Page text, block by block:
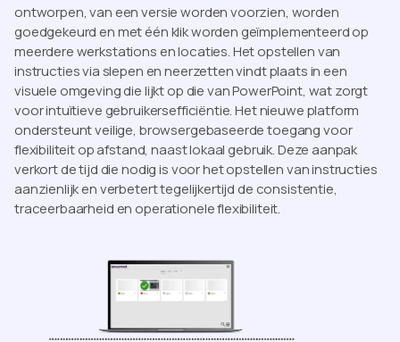
ontworpen, van een versie worden voorzien, worden
goedgekeurd en met één klik worden geïmplementeerd op
meerdere werkstations en locaties. Het opstellen van
instructies via slepen en neerzetten vindt plaats in een
visuele omgeving die lijkt op die van PowerPoint, wat zorgt
voor intuïtieve gebruikersefficiëntie. Het nieuwe platform
ondersteunt veilige, browsergebaseerde toegang voor
flexibiliteit op afstand, naast lokaal gebruik. Deze aanpak
verkort de tijd die nodig is voor het opstellen van instructies
aanzienlijk en verbetert tegelijkertijd de consistentie,
traceerbaarheid en operationele flexibiliteit.